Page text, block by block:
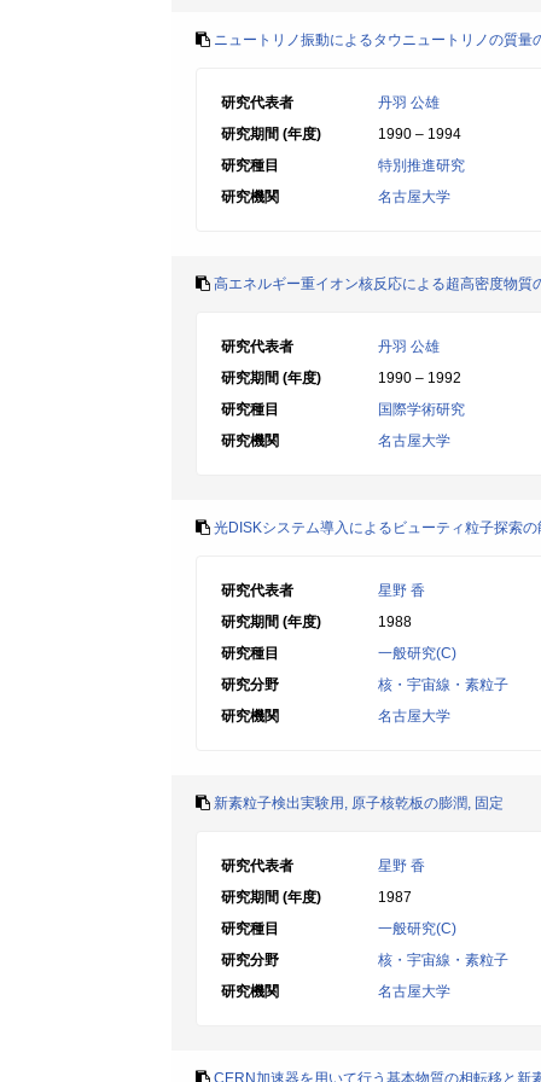
ニュートリノ振動によるタウニュートリノの質量
研究代表者
丹羽 公雄
研究期間 (年度)
1990 – 1994
研究種目
特別推進研究
研究機関
名古屋大学
高エネルギー重イオン核反応による超高密度物質
研究代表者
丹羽 公雄
研究期間 (年度)
1990 – 1992
研究種目
国際学術研究
研究機関
名古屋大学
光DISKシステム導入によるビューティ粒子探索の
研究代表者
星野 香
研究期間 (年度)
1988
研究種目
一般研究(C)
研究分野
核・宇宙線・素粒子
研究機関
名古屋大学
新素粒子検出実験用, 原子核乾板の膨潤, 固定
研究代表者
星野 香
研究期間 (年度)
1987
研究種目
一般研究(C)
研究分野
核・宇宙線・素粒子
研究機関
名古屋大学
CERN加速器を用いて行う基本物質の相転移と新